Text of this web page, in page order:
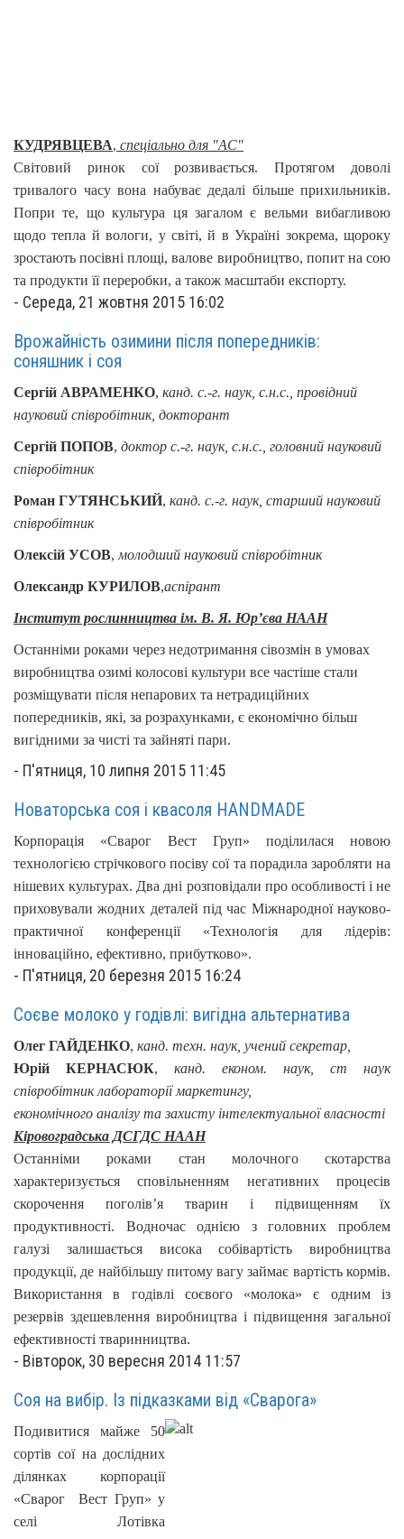
КУДРЯВЦЕВА, спеціально для "АС"
Світовий ринок сої розвивається. Протягом доволі
тривалого часу вона набуває дедалі більше прихильників.
Попри те, що культура ця загалом є вельми вибагливою
щодо тепла й вологи, у світі, й в Україні зокрема, щороку
зростають посівні площі, валове виробництво, попит на сою
та продукти її переробки, а також масштаби експорту.
- Середа, 21 жовтня 2015 16:02
Врожайність озимини після попередників:
соняшник і соя
Сергій АВРАМЕНКО, канд. с.-г. наук, с.н.с., провідний
науковий співробітник, докторант
Сергій ПОПОВ, доктор с.-г. наук, с.н.с., головний науковий
співробітник
Роман ГУТЯНСЬКИЙ, канд. с.-г. наук, старший науковий
співробітник
Олексій УСОВ, молодший науковий співробітник
Олександр КУРИЛОВ,аспірант
Інститут рослинництва ім. В. Я. Юр’єва НААН
Останніми роками через недотримання сівозмін в умовах
виробництва озимі колосові культури все частіше стали
розміщувати після непарових та нетрадиційних
попередників, які, за розрахунками, є економічно більш
вигідними за чисті та зайняті пари.
- П'ятниця, 10 липня 2015 11:45
Новаторська соя і квасоля HANDMADE
Корпорація «Сварог Вест Груп» поділилася новою
технологією стрічкового посіву сої та порадила заробляти на
нішевих культурах. Два дні розповідали про особливості і не
приховували жодних деталей під час Міжнародної науково-
практичної конференції «Технологія для лідерів:
інноваційно, ефективно, прибутково».
- П'ятниця, 20 березня 2015 16:24
Соєве молоко у годівлі: вигідна альтернатива
Олег ГАЙДЕНКО, канд. техн. наук, учений секретар,
Юрій КЕРНАСЮК, канд. економ. наук, ст наук
співробітник лабораторії маркетингу,
економічного аналізу та захисту інтелектуальної власності
Кіровоградська ДСГДС НААН
Останніми роками стан молочного скотарства
характеризується сповільненням негативних процесів
скорочення поголів’я тварин і підвищенням їх
продуктивності. Водночас однією з головних проблем
галузі залишається висока собівартість виробництва
продукції, де найбільшу питому вагу займає вартість кормів.
Використання в годівлі соєвого «молока» є одним із
резервів здешевлення виробництва і підвищення загальної
ефективності тваринництва.
- Вівторок, 30 вересня 2014 11:57
Соя на вибір. Із підказками від «Сварога»
Подивитися майже 50
сортів сої на дослідних
ділянках корпорації
«Сварог Вест Груп» у
селі Лотівка